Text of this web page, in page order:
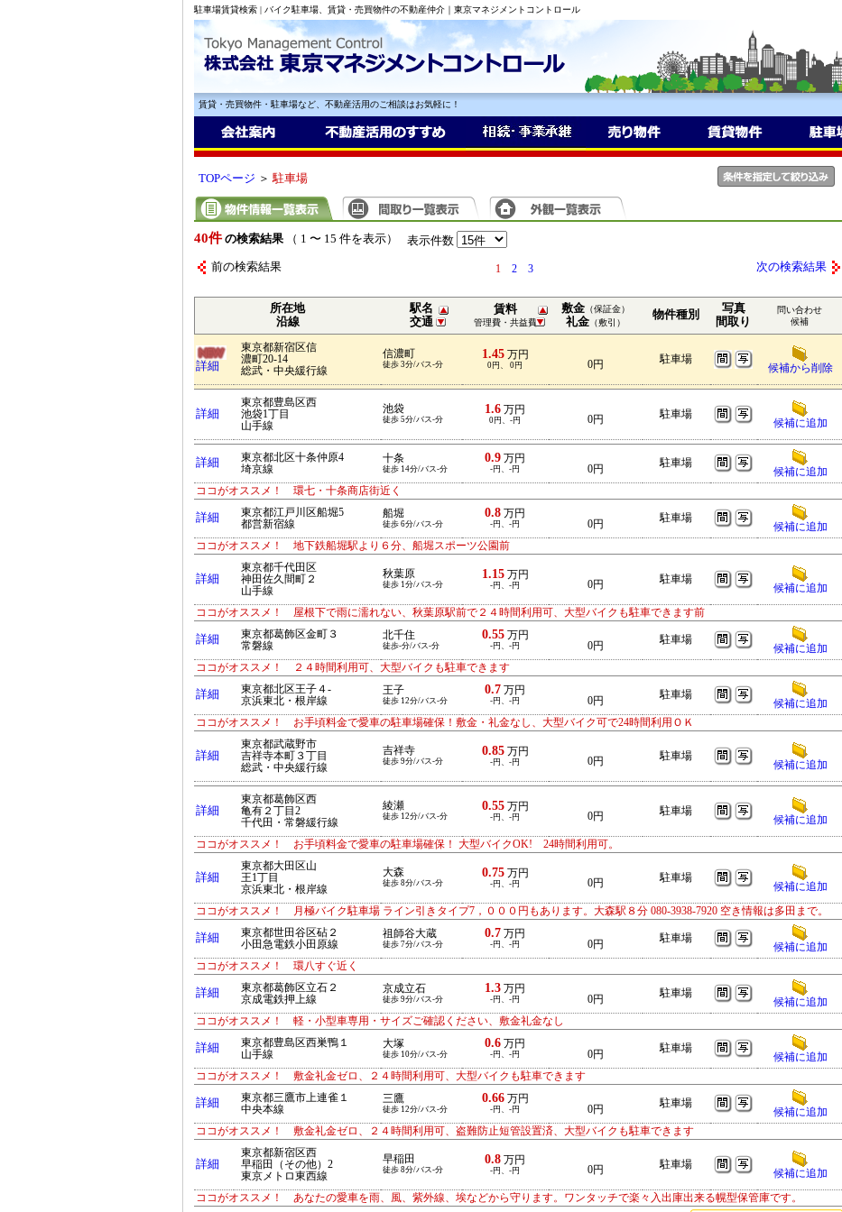
駐車場賃貸検索 | バイク駐車場、賃貸・売買物件の不動産仲介｜東京マネジメントコントロール
賃貸・売買物件・駐車場など、不動産活用のご相談はお気軽に！
TOPページ ＞駐車場
40件 の検索結果（ 1 〜 15 件を表示） 表示件数
前の検索結果 1 2 3 次の検索結果
所在地
沿線
駅名
交通
賃料
管理費・共益費
敷金（保証金）
礼金（敷引）
物件種別
写真
間取り
問い合わせ
候補
詳細
東京都新宿区信
濃町20-14
総武・中央緩行線
信濃町
徒歩 3分/バス-分
1.45万円
0円、 0円 0円
駐車場
候補から削除
詳細
東京都豊島区西
池袋1丁目
山手線
池袋
徒歩 5分/バス-分
1.6 万円
0円、-円 0円
駐車場
候補に追加
詳細
東京都北区十条仲原4
埼京線
十条
徒歩 14分/バス-分
0.9 万円
-円、-円 0円
駐車場
候補に追加
ココがオススメ！ 環七・十条商店街近く
詳細
東京都江戸川区船堀5
都営新宿線
船堀
徒歩 6分/バス-分
0.8 万円
-円、-円 0円
駐車場
候補に追加
ココがオススメ！ 地下鉄船堀駅より６分、船堀スポーツ公園前
詳細
東京都千代田区
神田佐久間町２
山手線
秋葉原
徒歩 1分/バス-分
1.15万円
-円、-円 0円
駐車場
候補に追加
ココがオススメ！ 屋根下で雨に濡れない、秋葉原駅前で２４時間利用可、大型バイクも駐車できます前
詳細
東京都葛飾区金町３
常磐線
北千住
徒歩-分/バス-分
0.55万円
-円、-円 0円
駐車場
候補に追加
ココがオススメ！ ２４時間利用可、大型バイクも駐車できます
詳細
東京都北区王子４-
京浜東北・根岸線
王子
徒歩 12分/バス-分
0.7 万円
-円、-円 0円
駐車場
候補に追加
ココがオススメ！ お手頃料金で愛車の駐車場確保！敷金・礼金なし、大型バイク可で24時間利用ＯＫ
詳細
東京都武蔵野市
吉祥寺本町３丁目
総武・中央緩行線
吉祥寺
徒歩 9分/バス-分
0.85万円
-円、-円 0円
駐車場
候補に追加
詳細
東京都葛飾区西
亀有２丁目2
千代田・常磐緩行線
綾瀬
徒歩 12分/バス-分
0.55万円
-円、-円 0円
駐車場
候補に追加
ココがオススメ！ お手頃料金で愛車の駐車場確保！ 大型バイクOK! 24時間利用可。
詳細
東京都大田区山
王1丁目
京浜東北・根岸線
大森
徒歩 8分/バス-分
0.75万円
-円、-円 0円
駐車場
候補に追加
ココがオススメ！ 月極バイク駐車場 ライン引きタイプ7，０００円もあります。大森駅８分 080-3938-7920 空き情報は多田まで。
詳細
東京都世田谷区砧２
小田急電鉄小田原線
祖師谷大蔵
徒歩 7分/バス-分
0.7 万円
-円、-円 0円
駐車場
候補に追加
ココがオススメ！ 環八すぐ近く
詳細
東京都葛飾区立石２
京成電鉄押上線
京成立石
徒歩 9分/バス-分
1.3 万円
-円、-円 0円
駐車場
候補に追加
ココがオススメ！ 軽・小型車専用・サイズご確認ください、敷金礼金なし
詳細
東京都豊島区西巣鴨１
山手線
大塚
徒歩 10分/バス-分
0.6 万円
-円、-円 0円
駐車場
候補に追加
ココがオススメ！ 敷金礼金ゼロ、２４時間利用可、大型バイクも駐車できます
詳細
東京都三鷹市上連雀１
中央本線
三鷹
徒歩 12分/バス-分
0.66万円
-円、-円 0円
駐車場
候補に追加
ココがオススメ！ 敷金礼金ゼロ、２４時間利用可、盗難防止短管設置済、大型バイクも駐車できます
詳細
東京都新宿区西
早稲田（その他）2
東京メトロ東西線
早稲田
徒歩 8分/バス-分
0.8 万円
-円、-円 0円
駐車場
候補に追加
ココがオススメ！ あなたの愛車を雨、風、紫外線、埃などから守ります。ワンタッチで楽々入出庫出来る幌型保管庫です。